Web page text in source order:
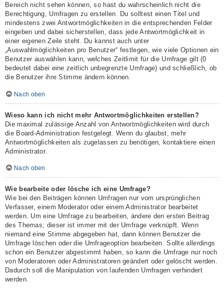
Bereich nicht sehen können, so hast du wahrscheinlich nicht die
Berechtigung, Umfragen zu erstellen. Du solltest einen Titel und
mindestens zwei Antwortmöglichkeiten in die entsprechenden Felder
eingeben und dabei sicherstellen, dass jede Antwortmöglichkeit in
einer eigenen Zeile steht. Du kannst auch unter
„Auswahlmöglichkeiten pro Benutzer“ festlegen, wie viele Optionen ein
Benutzer auswählen kann, welches Zeitlimit für die Umfrage gilt (0
bedeutet dabei eine zeitlich unbegrenzte Umfrage) und schließlich, ob
die Benutzer ihre Stimme ändern können.
Nach oben
Wieso kann ich nicht mehr Antwortmöglichkeiten erstellen?
Die maximal zulässige Anzahl von Antwortmöglichkeiten wird durch
die Board-Administration festgelegt. Wenn du glaubst, mehr
Antwortmöglichkeiten als zugelassen zu benötigen, kontaktiere einen
Administrator.
Nach oben
Wie bearbeite oder lösche ich eine Umfrage?
Wie bei den Beiträgen können Umfragen nur vom ursprünglichen
Verfasser, einem Moderator oder einem Administrator bearbeitet
werden. Um eine Umfrage zu bearbeiten, ändere den ersten Beitrag
des Themas; dieser ist immer mit der Umfrage verknüpft. Wenn
niemand eine Stimme abgegeben hat, dann können Benutzer die
Umfrage löschen oder die Umfrageoption bearbeiten. Sollte allerdings
schon ein Benutzer abgestimmt haben, so kann die Umfrage nur noch
von Moderatoren oder Administratoren geändert oder gelöscht werden.
Dadurch soll die Manipulation von laufenden Umfragen verhindert
werden.